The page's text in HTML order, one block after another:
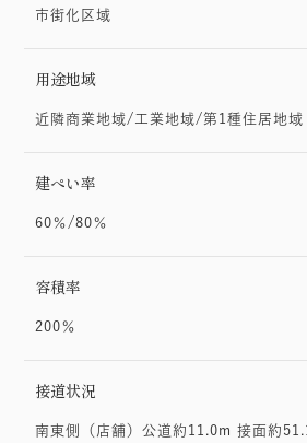
市街化区域
用途地域
近隣商業地域/工業地域/第1種住居地域
建ぺい率
60％/80％
容積率
200％
接道状況
南東側（店舗）公道約11.0m 接面約